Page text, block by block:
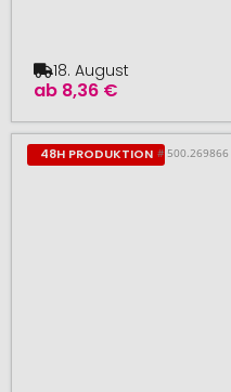
ab 8,36 €
18. August
48H PRODUKTION # 500.269866